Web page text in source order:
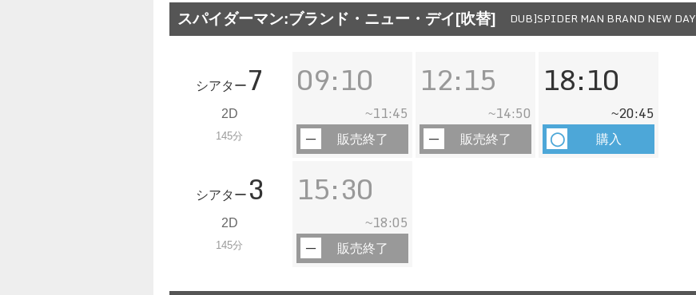
スパイダーマン:ブランド・ニュー・デイ[吹替] DUB]SPIDER MAN BRAND NEW DAY
シアター 7
2D
145分
09:10
~11:45
販売終了
12:15
~14:50
販売終了
18:10
~20:45
購入
シアター 3
2D
145分
15:30
~18:05
販売終了